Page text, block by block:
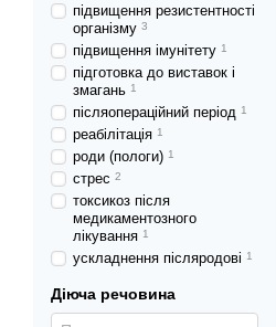
підвищення резистентності
організму 3
підвищення імунітету 1
підготовка до виставок і
змагань 1
післяопераційний період 1
реабілітація 1
роди (пологи) 1
стрес 2
токсикоз після
медикаментозного
лікування 1
ускладнення післяродові 1
Діюча речовина